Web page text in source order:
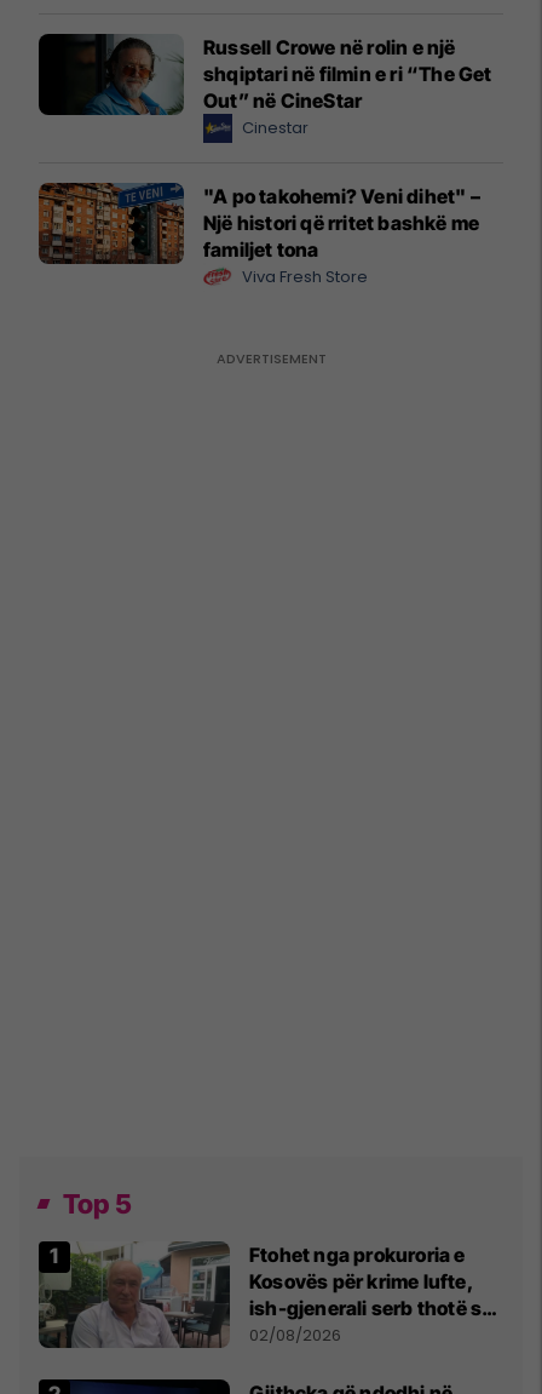
Russell Crowe në rolin e një
shqiptari në filmin e ri “The Get
Out” në CineStar
Cinestar
"A po takohemi? Veni dihet" –
Një histori që rritet bashkë me
familjet tona
Viva Fresh Store
Top 5
Ftohet nga prokuroria e
Kosovës për krime lufte,
ish-gjenerali serb thotë se
dikush e tradhtoi në
02/08/2026